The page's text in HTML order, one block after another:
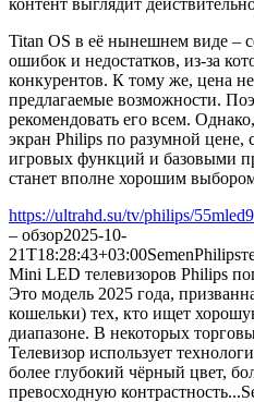
Titan OS в её нынешнем виде –
ошибок и недостатков, из-за
конкурентов. К тому же, цена
предлагаемые возможности.
рекомендовать его всем.
экран Philips по разумной
игровых функций и базовыми
станет вполне хорошим
https://ultrahd.su/tv/philips/
– обзор2025-10-
21T18:28:43+03:00SemenPhilips
Mini LED телевизоров Philips
Это модель 2025 года,
кошельки) тех, кто ищет
диапазоне. В некоторых
Телевизор использует
более глубокий чёрный цвет,
превосходную контрастность...